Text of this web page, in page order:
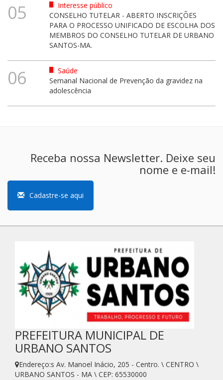
05
Interesse público
CONSELHO TUTELAR - ABERTO INSCRIÇÕES
PARA O PROCESSO UNIFICADO DE ESCOLHA DOS
MEMBROS DO CONSELHO TUTELAR DE URBANO
SANTOS-MA.
06
Saúde
Semanal Nacional de Prevenção da gravidez na
adolescência
Receba nossa Newsletter. Deixe seu
nome e e-mail!
Cadastre-se aqui
PREFEITURA MUNICIPAL DE
URBANO SANTOS
Endereço:s Av. Manoel Inácio, 205 - Centro. \ CENTRO \
URBANO SANTOS - MA \ CEP: 65530000